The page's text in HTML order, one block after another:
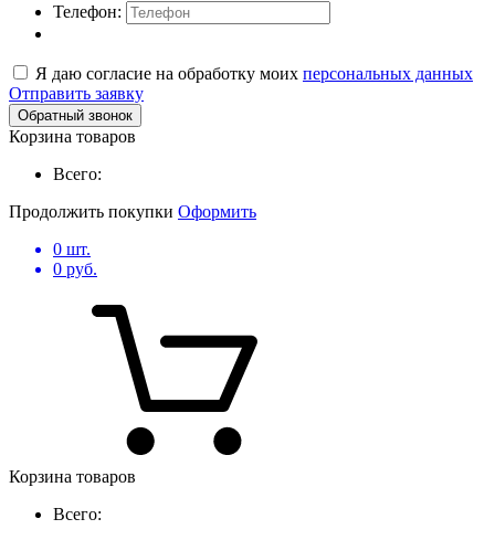
Телефон:
Я даю согласие на обработку моих персональных данных
Отправить заявку
Обратный звонок
Корзина товаров
Всего:
Продолжить покупки Оформить
0 шт.
0 руб.
Корзина товаров
Всего: